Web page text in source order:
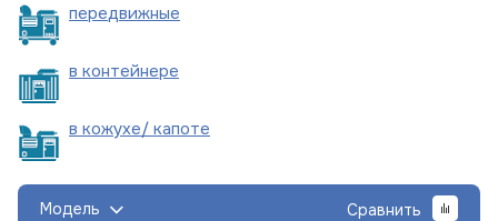
передвижные
в контейнере
в кожухе/ капоте
Модель Сравнить